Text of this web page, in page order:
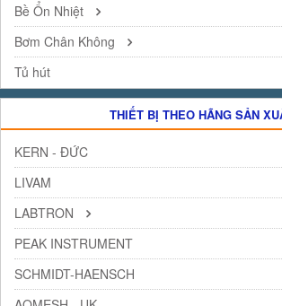
Bề Ổn Nhiệt
Bơm Chân Không
Tủ hút
THIẾT BỊ THEO HÃNG SẢN
KERN - ĐỨC
LIVAM
LABTRON
PEAK INSTRUMENT
SCHMIDT-HAENSCH